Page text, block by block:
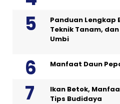
Panduan Lengkap
Teknik Tanam,
Umbi
Manfaat Daun
Ikan Betok,
Tips Budidaya